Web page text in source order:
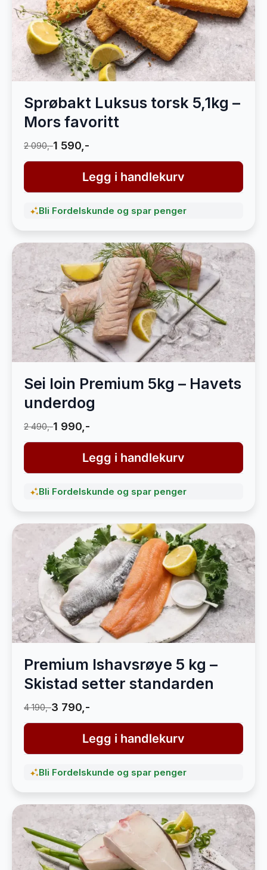
Sprøbakt Luksus torsk 5,1kg –
Mors favoritt
2 090,-1 590,-
Legg i handlekurv
Bli Fordelskunde og spar penger
Sei loin Premium 5kg – Havets
underdog
2 490,-1 990,-
Legg i handlekurv
Bli Fordelskunde og spar penger
Premium Ishavsrøye 5 kg –
Skistad setter standarden
4 190,-3 790,-
Legg i handlekurv
Bli Fordelskunde og spar penger